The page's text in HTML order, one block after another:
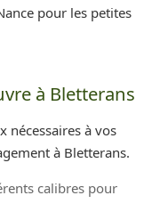
pour les petites
à Bletterans
nécessaires à vos
à Bletterans.
calibres pour